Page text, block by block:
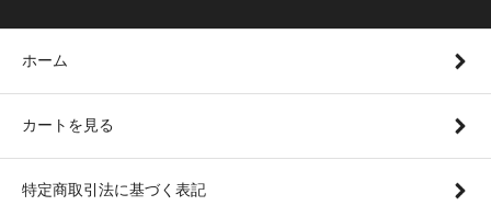
ホーム
カートを見る
特定商取引法に基づく表記